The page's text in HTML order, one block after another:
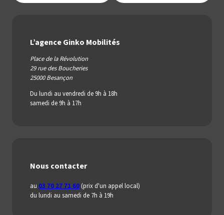
L’agence Ginko Mobilités
Place de la Révolution
29 rue des Boucheries
25000 Besançon
Du lundi au vendredi de 9h à 18h
samedi de 9h à 17h
Nous contacter
au 03 70 27 71 60 (prix d'un appel local)
du lundi au samedi de 7h à 19h